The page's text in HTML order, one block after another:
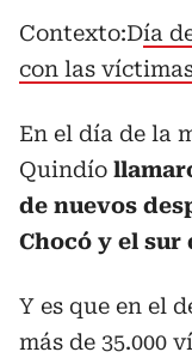
Contexto:Día
con las
En el día de la
Quindío
de nuevos
Chocó y el sur
Y es que en el
más de 35.000